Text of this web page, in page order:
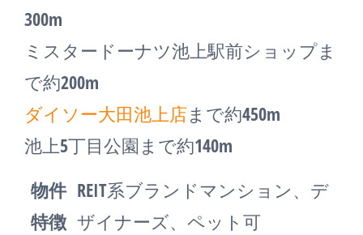
300m
ミスタードーナツ池上駅前ショップま
で約200m
ダイソー大田池上店まで約450m
池上5丁目公園まで約140m
物件
特徴
REIT系ブランドマンション、デ
ザイナーズ、ペット可